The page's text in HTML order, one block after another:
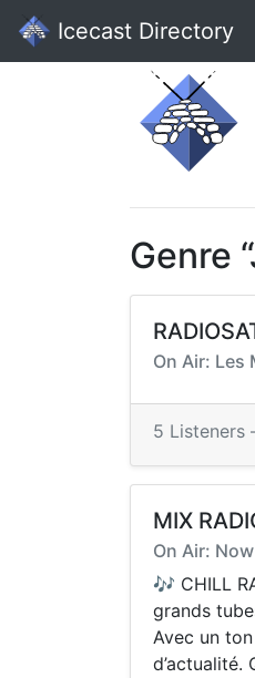
Icecast Directory
Genre
On Air: Les
5
MIX
On Air:
🎶 CHILL
grands
Avec un
d’actualité.